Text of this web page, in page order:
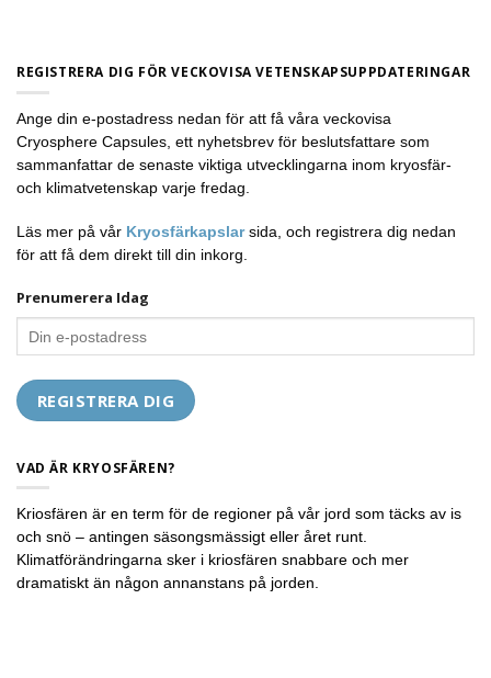
REGISTRERA DIG FÖR VECKOVISA VETENSKAPSUPPDATERINGAR
Ange din e-postadress nedan för att få våra veckovisa
Cryosphere Capsules, ett nyhetsbrev för beslutsfattare som
sammanfattar de senaste viktiga utvecklingarna inom kryosfär-
och klimatvetenskap varje fredag.
Läs mer på vår Kryosfärkapslarsida, och registrera dig nedan
för att få dem direkt till din inkorg.
Prenumerera Idag
VAD ÄR KRYOSFÄREN?
Kriosfären är en term för de regioner på vår jord som täcks av is
och snö – antingen säsongsmässigt eller året runt.
Klimatförändringarna sker i kriosfären snabbare och mer
dramatiskt än någon annanstans på jorden.